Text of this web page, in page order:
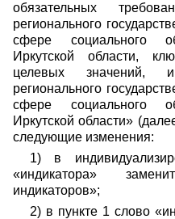
обязательных
регионального
сфере социального
Иркутской области,
целевых значений,
регионального
сфере социального
Иркутской области»
следующие изменения:
1)
в
«индикатора»
индикаторов»;
2) в пункте 1 слово